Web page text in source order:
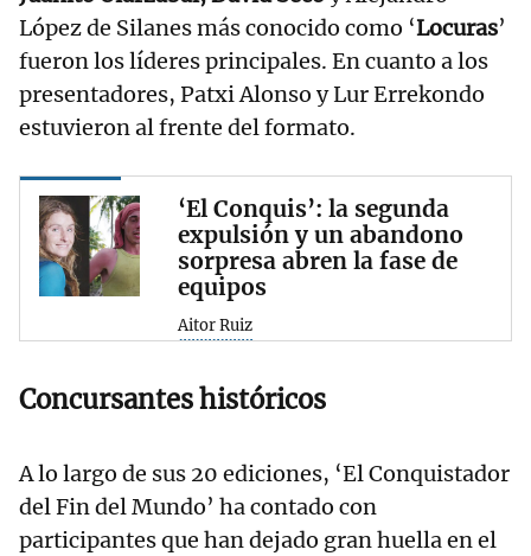
López de Silanes más conocido como ‘Locuras’
fueron los líderes principales. En cuanto a los
presentadores, Patxi Alonso y Lur Errekondo
estuvieron al frente del formato.
‘El Conquis’: la segunda
expulsión y un abandono
sorpresa abren la fase de
equipos
Aitor Ruiz
Concursantes históricos
A lo largo de sus 20 ediciones, ‘El Conquistador
del Fin del Mundo’ ha contado con
participantes que han dejado gran huella en el